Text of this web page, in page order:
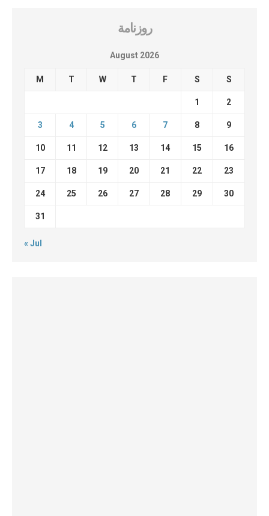
روزنامة
August 2026
M T W T F S S
1 2
3 4 5 6 7 8 9
10 11 12 13 14 15 16
17 18 19 20 21 22 23
24 25 26 27 28 29 30
31
« Jul